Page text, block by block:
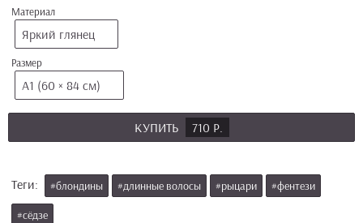
Материал
Яркий глянец
Размер
А1 (60 × 84 см)
КУПИТЬ 710 Р.
Теги: #блондины #длинные волосы #рыцари
#фентези
#сёдзе